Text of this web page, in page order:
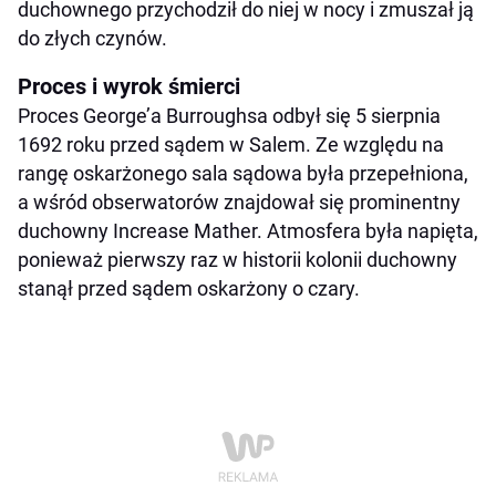
duchownego przychodził do niej w nocy i zmuszał ją
do złych czynów.
Proces i wyrok śmierci
Proces George’a Burroughsa odbył się 5 sierpnia
1692 roku przed sądem w Salem. Ze względu na
rangę oskarżonego sala sądowa była przepełniona,
a wśród obserwatorów znajdował się prominentny
duchowny Increase Mather. Atmosfera była napięta,
ponieważ pierwszy raz w historii kolonii duchowny
stanął przed sądem oskarżony o czary.